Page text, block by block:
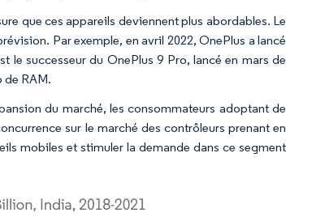
que ces appareils deviennent plus abordables. Le
Par exemple, en avril 2022, OnePlus a lancé
le successeur du OnePlus 9 Pro, lancé en mars de
de RAM.
du marché, les consommateurs adoptant de
sur le marché des contrôleurs prenant en
mobiles et stimuler la demande dans ce segment